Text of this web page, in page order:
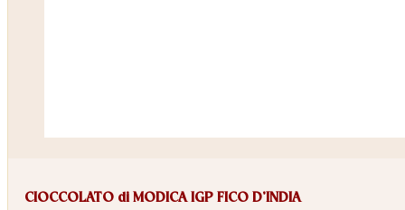
CIOCCOLATO di MODICA IGP FICO D’INDIA